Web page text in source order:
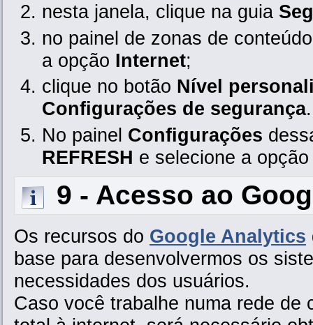
nesta janela, clique na guia
no painel de zonas de
a opção Internet;
clique no botão Nível
Configurações de segurança.
No painel Configurações
REFRESH e selecione a
9 - Acesso ao
Os recursos do Google Analytics
base para desenvolvermos os
necessidades dos usuários.
Caso você trabalhe numa rede de